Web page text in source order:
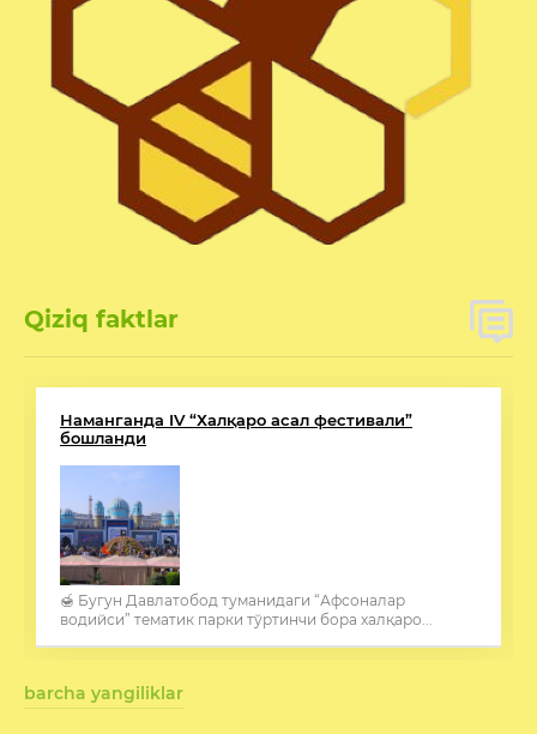
Qiziq faktlar
Наманганда IV “Халқаро асал фестивали”
бошланди
🍯 Бугун Давлатобод туманидаги “Афсоналар
водийси” тематик парки тўртинчи бора халқаро...
barcha yangiliklar